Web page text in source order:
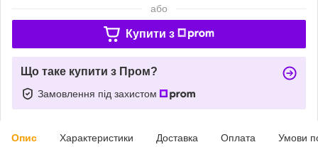
або
Купити з
Що таке купити з Пром?
Замовлення під захистом
Опис Характеристики Доставка Оплата Умови